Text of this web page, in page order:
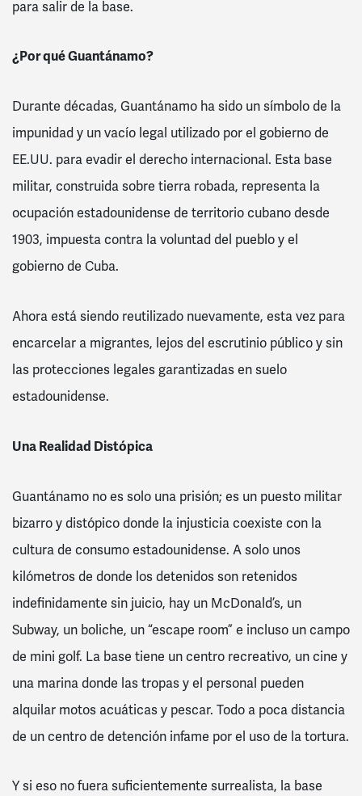
para salir de la base.
¿Por qué Guantánamo?
Durante décadas, Guantánamo ha sido un símbolo de la
impunidad y un vacío legal utilizado por el gobierno de
EE.UU. para evadir el derecho internacional. Esta base
militar, construida sobre tierra robada, representa la
ocupación estadounidense de territorio cubano desde
1903, impuesta contra la voluntad del pueblo y el
gobierno de Cuba.
Ahora está siendo reutilizado nuevamente, esta vez para
encarcelar a migrantes, lejos del escrutinio público y sin
las protecciones legales garantizadas en suelo
estadounidense.
Una Realidad Distópica
Guantánamo no es solo una prisión; es un puesto militar
bizarro y distópico donde la injusticia coexiste con la
cultura de consumo estadounidense. A solo unos
kilómetros de donde los detenidos son retenidos
indefinidamente sin juicio, hay un McDonald’s, un
Subway, un boliche, un “escape room” e incluso un campo
de mini golf. La base tiene un centro recreativo, un cine y
una marina donde las tropas y el personal pueden
alquilar motos acuáticas y pescar. Todo a poca distancia
de un centro de detención infame por el uso de la tortura.
Y si eso no fuera suficientemente surrealista, la base